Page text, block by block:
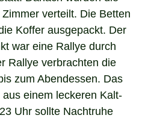
verteilt. Die Betten
Koffer ausgepackt. Der
war eine Rallye durch
Rallye verbrachten die
zum Abendessen. Das
einem leckeren Kalt-
Uhr sollte Nachtruhe